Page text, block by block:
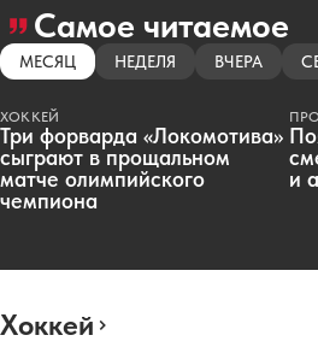
Самое читаемое
МЕСЯЦ НЕДЕЛЯ ВЧЕРА
ХОККЕЙ
Три форварда «Локомотива»
сыграют в прощальном
матче олимпийского
чемпиона
и
Хоккей